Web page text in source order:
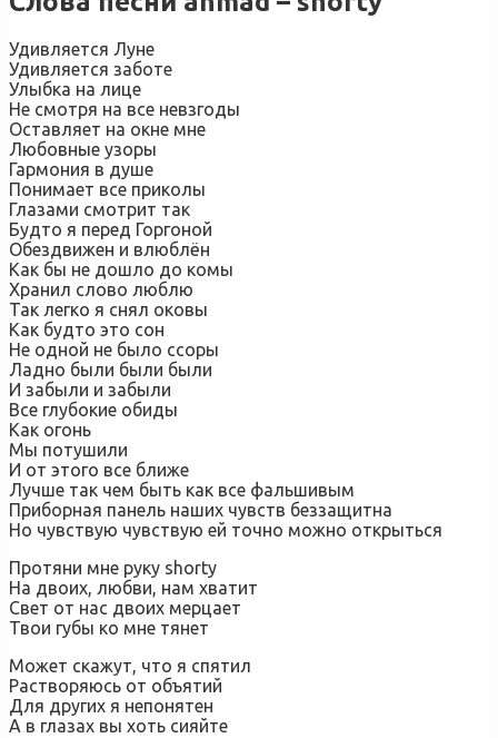
Удивляется Луне
Удивляется заботе
Улыбка на лице
Не смотря на все невзгоды
Оставляет на окне мне
Любовные узоры
Гармония в душе
Понимает все приколы
Глазами смотрит так
Будто я перед Горгоной
Обездвижен и влюблён
Как бы не дошло до комы
Хранил слово люблю
Так легко я снял оковы
Как будто это сон
Не одной не было ссоры
Ладно были были были
И забыли и забыли
Все глубокие обиды
Как огонь
Мы потушили
И от этого все ближе
Лучше так чем быть как все фальшивым
Приборная панель наших чувств беззащитна
Но чувствую чувствую ей точно можно открыться
Протяни мне руку shorty
На двоих, любви, нам хватит
Свет от нас двоих мерцает
Твои губы ко мне тянет
Может скажут, что я спятил
Растворяюсь от объятий
Для других я непонятен
А в глазах вы хоть сияйте